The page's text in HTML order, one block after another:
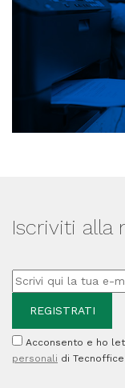
Iscriviti alla
Acconsento e ho
personali di Tecnoffice